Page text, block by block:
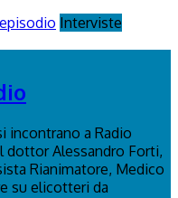
Interviste
incontrano a Radio
dottor Alessandro Forti,
Rianimatore, Medico
su elicotteri da